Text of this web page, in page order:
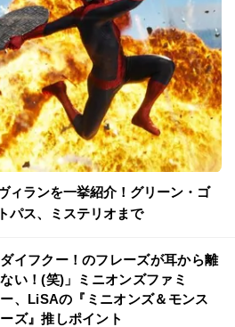
ィランを一挙紹介！グリーン・ゴ
パス、ミステリオまで
ダイフクー！のフレーズが耳から離
い！(笑)」ミニオンズファミ
ー、LiSAの『ミニオンズ＆モンス
ズ』推しポイント